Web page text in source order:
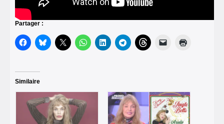
Partager :
Similaire